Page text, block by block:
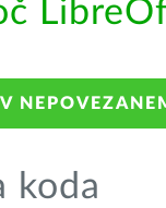
koda